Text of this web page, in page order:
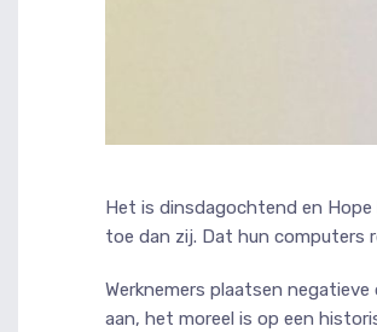
Het is dinsdagochtend en
toe dan zij. Dat hun computers
Werknemers plaatsen
aan, het moreel is op een